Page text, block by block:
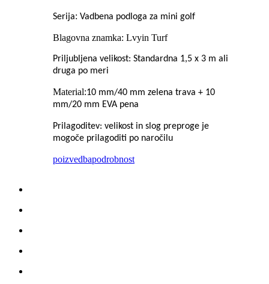
Serija: Vadbena podloga za mini golf
Blagovna znamka: Lvyin Turf
Priljubljena velikost: Standardna 1,5 x 3 m ali
druga po meri
Material:10 mm/40 mm zelena trava + 10
mm/20 mm EVA pena
Prilagoditev: velikost in slog preproge je
mogoče prilagoditi po naročilu
poizvedbapodrobnost